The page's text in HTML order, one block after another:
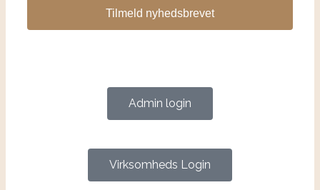
Tilmeld nyhedsbrevet
Virksomheds Login
Admin login